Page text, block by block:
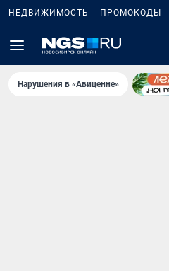
НЕДВИЖИМОСТЬ ПРОМОКОДЫ
Нарушения в «Авиценне»